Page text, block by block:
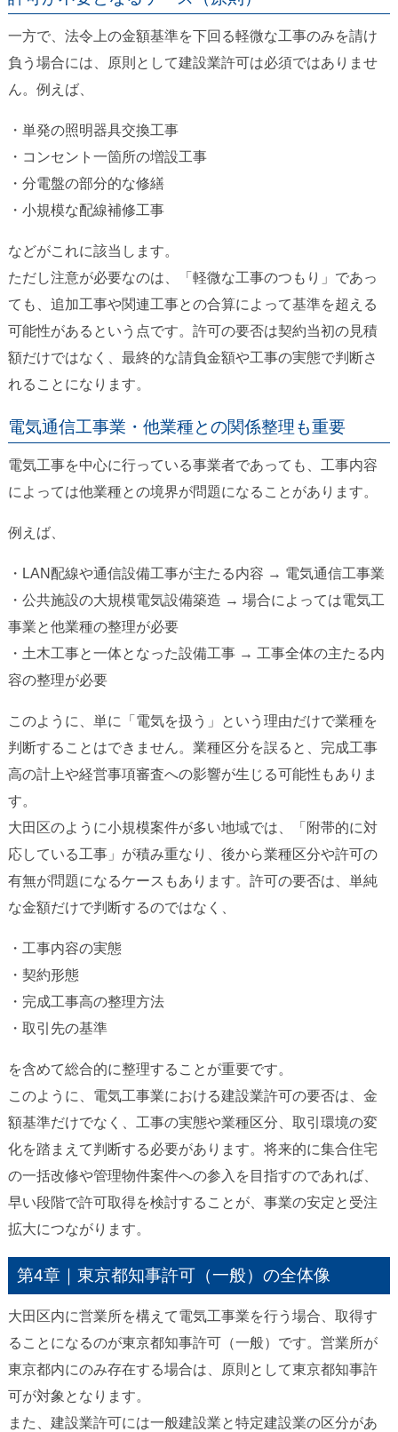
一方で、法令上の金額基準を下回る軽微な工事のみを請け
負う場合には、原則として建設業許可は必須ではありませ
ん。例えば、
・単発の照明器具交換工事
・コンセント一箇所の増設工事
・分電盤の部分的な修繕
・小規模な配線補修工事
などがこれに該当します。
ただし注意が必要なのは、「軽微な工事のつもり」であっ
ても、追加工事や関連工事との合算によって基準を超える
可能性があるという点です。許可の要否は契約当初の見積
額だけではなく、最終的な請負金額や工事の実態で判断さ
れることになります。
電気通信工事業・他業種との関係整理も重要
電気工事を中心に行っている事業者であっても、工事内容
によっては他業種との境界が問題になることがあります。
例えば、
・LAN配線や通信設備工事が主たる内容 → 電気通信工事業
・公共施設の大規模電気設備築造 → 場合によっては電気工
事業と他業種の整理が必要
・土木工事と一体となった設備工事 → 工事全体の主たる内
容の整理が必要
このように、単に「電気を扱う」という理由だけで業種を
判断することはできません。業種区分を誤ると、完成工事
高の計上や経営事項審査への影響が生じる可能性もありま
す。
大田区のように小規模案件が多い地域では、「附帯的に対
応している工事」が積み重なり、後から業種区分や許可の
有無が問題になるケースもあります。許可の要否は、単純
な金額だけで判断するのではなく、
・工事内容の実態
・契約形態
・完成工事高の整理方法
・取引先の基準
を含めて総合的に整理することが重要です。
このように、電気工事業における建設業許可の要否は、金
額基準だけでなく、工事の実態や業種区分、取引環境の変
化を踏まえて判断する必要があります。将来的に集合住宅
の一括改修や管理物件案件への参入を目指すのであれば、
早い段階で許可取得を検討することが、事業の安定と受注
拡大につながります。
第4章｜東京都知事許可（一般）の全体像
大田区内に営業所を構えて電気工事業を行う場合、取得す
ることになるのが東京都知事許可（一般）です。営業所が
東京都内にのみ存在する場合は、原則として東京都知事許
可が対象となります。
また、建設業許可には一般建設業と特定建設業の区分があ